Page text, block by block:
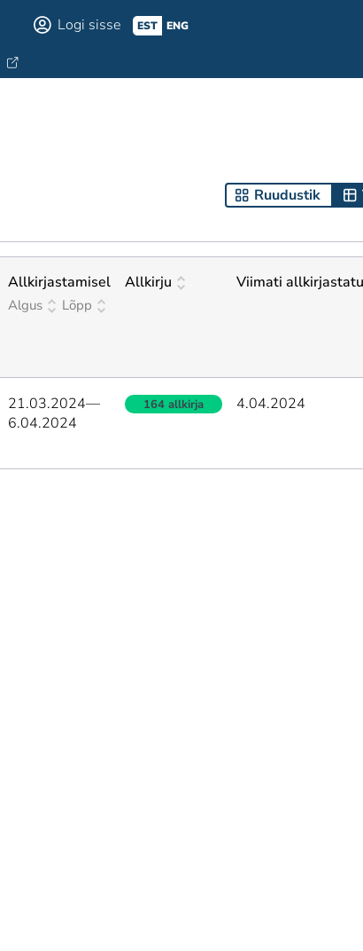
Logi sisse EST ENG
Ruudustik
Allkirjastamisel
Algus Lõpp
Allkirju Viimati
21.03.2024—
6.04.2024
164 allkirja 4.04.2024